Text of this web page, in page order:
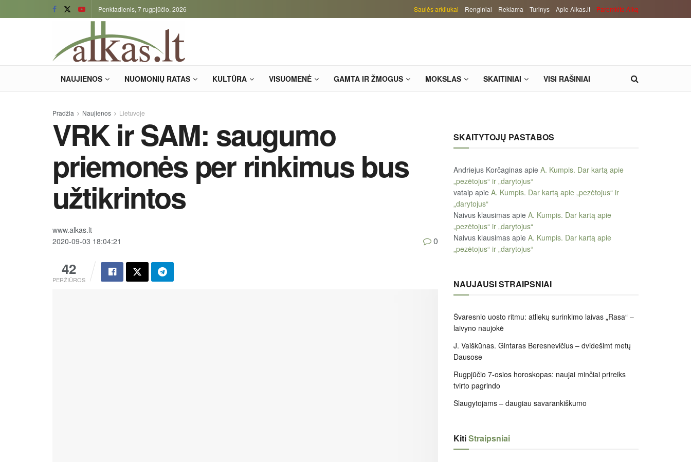
Penktadienis, 7 rugpjūčio, 2026 Saulės arkliukai Renginiai Reklama Turinys Apie Alkas.lt Paremkite Alką
NAUJIENOS NUOMONIŲ RATAS KULTŪRA VISUOMENĖ GAMTA IR ŽMOGUS MOKSLAS SKAITINIAI VISI RAŠINIAI
Pradžia Naujienos Lietuvoje
VRK ir SAM: saugumo
priemonės per rinkimus bus
užtikrintos
www.alkas.lt
2020-09-03 18:04:21
42
PERŽIŪROS
0
SKAITYTOJŲ PASTABOS
Andriejus Korčaginas apie A. Kumpis. Dar kartą apie
„pezėtojus“ ir „darytojus“
vataip apie A. Kumpis. Dar kartą apie „pezėtojus“ ir
„darytojus“
Naivus klausimas apie A. Kumpis. Dar kartą apie
„pezėtojus“ ir „darytojus“
Naivus klausimas apie A. Kumpis. Dar kartą apie
„pezėtojus“ ir „darytojus“
NAUJAUSI STRAIPSNIAI
Švaresnio uosto ritmu: atliekų surinkimo laivas „Rasa“ –
laivyno naujokė
J. Vaiškūnas. Gintaras Beresnevičius – dvidešimt metų
Dausose
Rugpjūčio 7-osios horoskopas: naujai minčiai prireiks
tvirto pagrindo
Slaugytojams – daugiau savarankiškumo
KitiStraipsniai